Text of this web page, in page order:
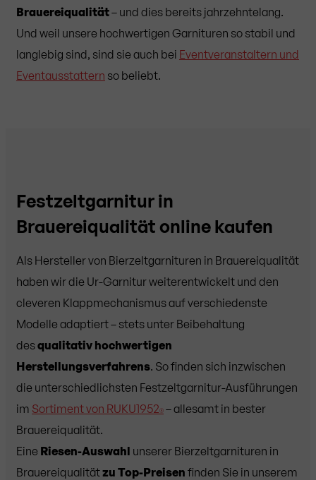
Brauereiqualität– und dies bereits jahrzehntelang.
Und weil unsere hochwertigen Garnituren so stabil und
langlebig sind, sind sie auch bei Eventveranstaltern und
Eventausstattern so beliebt.
Festzeltgarnitur in
Brauereiqualität online kaufen
Als Hersteller von Bierzeltgarnituren in Brauereiqualität
haben wir die Ur-Garnitur weiterentwickelt und den
cleveren Klappmechanismus auf verschiedenste
Modelle adaptiert – stets unter Beibehaltung
desqualitativ hochwertigen
Herstellungsverfahrens. So finden sich inzwischen
die unterschiedlichsten Festzeltgarnitur-Ausführungen
im Sortiment von RUKU1952® – allesamt in bester
Brauereiqualität.
Eine Riesen-Auswahl unserer Bierzeltgarnituren in
Brauereiqualitätzu Top-Preisen finden Sie in unserem